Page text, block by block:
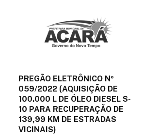
PREGÃO ELETRÔNICO Nº
059/2022 (AQUISIÇÃO DE
100.000 L DE ÓLEO DIESEL S-
10 PARA RECUPERAÇÃO DE
139,99 KM DE ESTRADAS
VICINAIS)